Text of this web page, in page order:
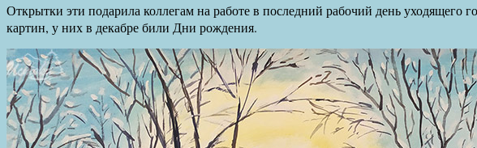
Открытки эти подарила коллегам на работе в последний рабочий день уходящего
картин, у них в декабре били Дни рождения.